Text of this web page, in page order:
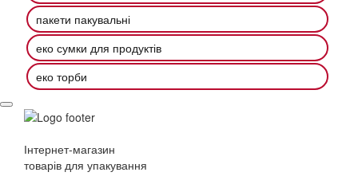
пакети пакувальні
еко сумки для продуктів
еко торби
Інтернет-магазин
товарів для упакування